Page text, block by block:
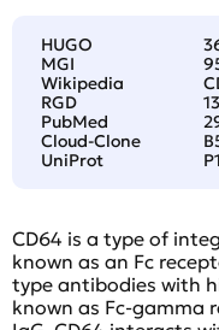
HUGO
MGI
Wikipedia
RGD
PubMed
Cloud-Clone
UniProt
CD64 is a type of
known as an Fc
type antibodies with
known as Fc-gamma